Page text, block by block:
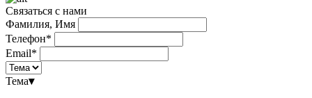
Связаться с нами
Фамилия, Имя
Телефон*
Email*
Тема▾